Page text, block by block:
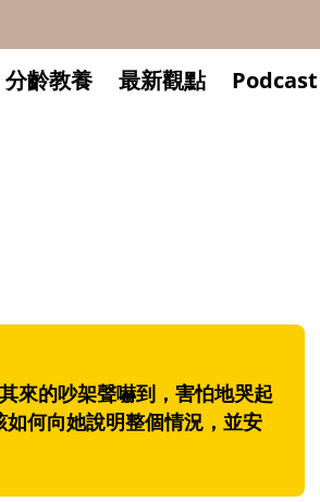
分齡教養 最新觀點 Podcast
來的吵架聲嚇到，害怕地哭起
何向她說明整個情況，並安